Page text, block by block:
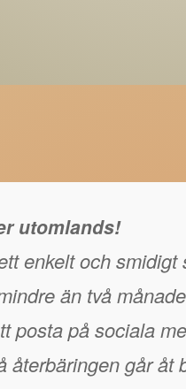
utomlands!
enkelt och
än två
posta på sociala
återbäringen går åt